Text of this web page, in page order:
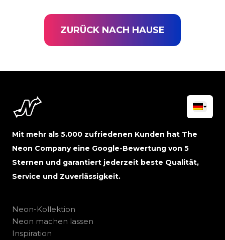
ZURÜCK NACH HAUSE
Mit mehr als 5.000 zufriedenen Kunden hat The
Neon Company eine Google-Bewertung von 5
Sternen und garantiert jederzeit beste Qualität,
Service und Zuverlässigkeit.
Neon-Kollektion
Neon machen lassen
Inspiration